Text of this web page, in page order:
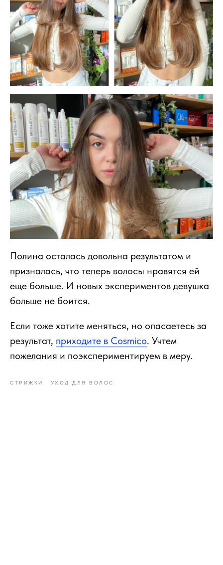
Полина осталась довольна результатом и
призналась, что теперь волосы нравятся ей
еще больше. И новых экспериментов девушка
больше не боится.
Если тоже хотите меняться, но опасаетесь за
результат, приходите в Cosmico. Учтем
пожелания и поэкспериментируем в меру.
СТРИЖКИ УХОД ДЛЯ ВОЛОС